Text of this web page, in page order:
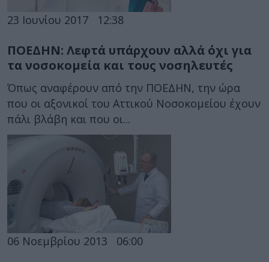
23 Ιουνίου 2017 12:38
ΠΟΕΔΗΝ: Λεφτά υπάρχουν αλλά όχι για
τα νοσοκομεία και τους νοσηλευτές
Όπως αναφέρουν από την ΠΟΕΔΗΝ, την ώρα
που οι αξονικοί του Αττικού Νοσοκομείου έχουν
πάλι βλάβη και που οι...
06 Νοεμβρίου 2013 06:00